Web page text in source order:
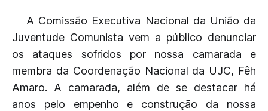
A Comissão Executiva Nacional da União da
Juventude Comunista vem a público denunciar
os ataques sofridos por nossa camarada e
membra da Coordenação Nacional da UJC, Fêh
Amaro. A camarada, além de se destacar há
anos pelo empenho e construção da nossa